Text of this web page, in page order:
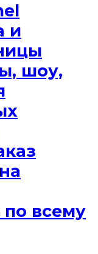
и
шоу,
всему